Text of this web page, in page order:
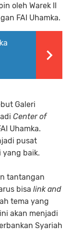
oleh Warek II
FAI Uhamka.
Galeri
Center of
Uhamka.
pusat
yang baik.
tantangan
bisa link and
tema yang
akan menjadi
Syariah